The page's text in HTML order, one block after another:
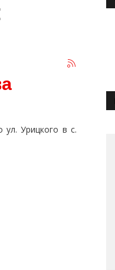
ул. Урицкого в с.